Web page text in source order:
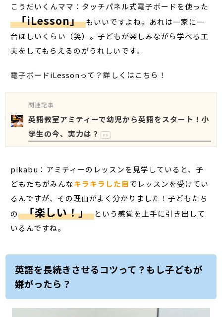
こうだいくんママ：タッチパネル式電子ボードを使った
「iLesson」 もいいですよね。あれは一家に一
台ほしいくらい（笑）。子どもが楽しみながら学べる工
夫をしてもらえるのがうれしいです。
電子ボードiLessonって？詳しくはこちら！
関連記事
英語教室アミティーで幼児から英語をスタート！小
学生の今、実力は？
PR
pikabu：アミティーのレッスンを見学していると、子
どもたちがみんなキラキラした目でレッスンを受けてい
るんですが、その理由がよく分かりました！子どもたち
の 「楽しい！」
という感覚を上手に引き出して
いるんですね。
英語を長続きさせるコツって？もし子どもが
嫌がったら？